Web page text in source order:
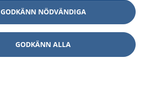
GODKÄNN NÖDVÄNDIGA
GODKÄNN ALLA